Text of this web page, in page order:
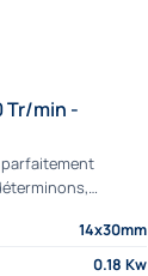
Tr/min -
parfaitement
14x30mm
0.18 Kw